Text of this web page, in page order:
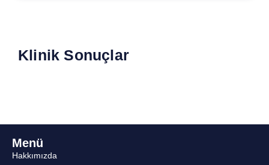
Klinik Sonuçlar
Menü
Hakkımızda